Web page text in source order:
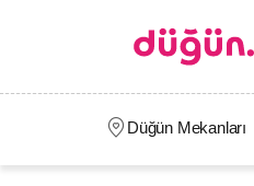
Düğün Mekanları